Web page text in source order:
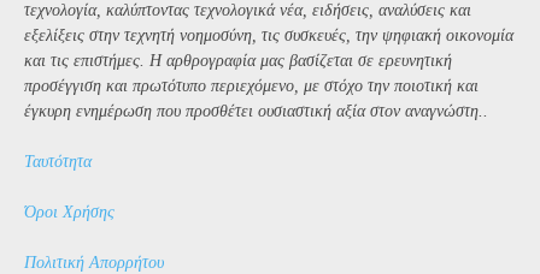
τεχνολογία, καλύπτοντας τεχνολογικά νέα, ειδήσεις, αναλύσεις και
εξελίξεις στην τεχνητή νοημοσύνη, τις συσκευές, την ψηφιακή οικονομία
και τις επιστήμες. Η αρθρογραφία μας βασίζεται σε ερευνητική
προσέγγιση και πρωτότυπο περιεχόμενο, με στόχο την ποιοτική και
έγκυρη ενημέρωση που προσθέτει ουσιαστική αξία στον αναγνώστη..
Ταυτότητα
Όροι Χρήσης
Πολιτική Απορρήτου